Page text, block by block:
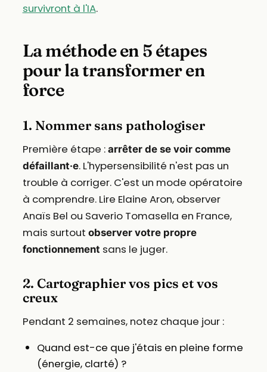
survivront à l'IA.
La méthode en 5 étapes
pour la transformer en
force
1. Nommer sans pathologiser
Première étape : arrêter de se voir comme
défaillant·e. L'hypersensibilité n'est pas un
trouble à corriger. C'est un mode opératoire
à comprendre. Lire Elaine Aron, observer
Anaïs Bel ou Saverio Tomasella en France,
mais surtout observer votre propre
fonctionnement sans le juger.
2. Cartographier vos pics et vos
creux
Pendant 2 semaines, notez chaque jour :
Quand est-ce que j'étais en pleine forme
(énergie, clarté) ?